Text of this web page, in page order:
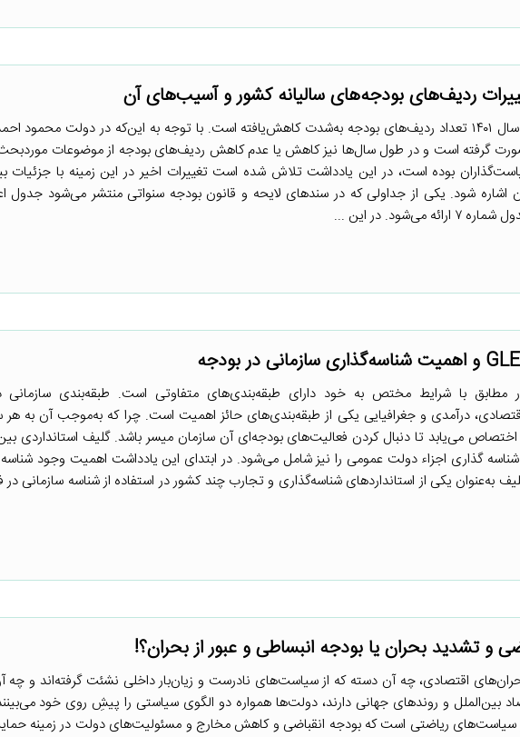
ردیف‌های بودجه‌های سالیانه کشور و آسیب‌های آن
در لایحه بودجه سال ۱۴۰۱ تعداد ردیف‌های بودجه به‌شدت کاهش‌یافته است. با توجه به این‌که در دولت محمود
گرفته است و در طول سال‌ها نیز کاهش یا عدم کاهش ردیف‌های بودجه از موضوعات
بوده است، در این یادداشت تلاش شده است تغییرات اخیر در این زمینه با جزئیات
شود. یکی از جداولی که در سندهای لایحه و قانون بودجه سنواتی منتشر می‌شود جدول
در این ...
مطابق با شرایط مختص به خود دارای طبقه‌بندی‌های متفاوتی است. طبقه‌بندی سازمانی
درآمدی و جغرافیایی یکی از طبقه‌بندی‌های حائز اهمیت است. چرا که به‌موجب آن به هر
می‌یابد تا دنبال کردن فعالیت‌های بودجه‌ای آن سازمان میسر باشد. گلیف استانداردی
گذاری اجزاء دولت عمومی را نیز شامل می‌شود. در ابتدای این یادداشت اهمیت وجود
به‌عنوان یکی از استانداردهای شناسه‌گذاری و تجارب چند کشور در استفاده از شناسه سازمانی
و تشدید بحران یا بودجه انبساطی و عبور از بحران؟!
اقتصادی، چه آن دسته که از سیاست‌های نادرست و زیان‌بار داخلی نشئت گرفته‌اند و چه
بین‌الملل و روندهای جهانی دارند، دولت‌ها همواره دو الگوی سیاستی را پیشِ روی خود
سیاست‌های ریاضتی است که بودجه انقباضی و کاهش مخارج و مسئولیت‌های دولت در زمینه